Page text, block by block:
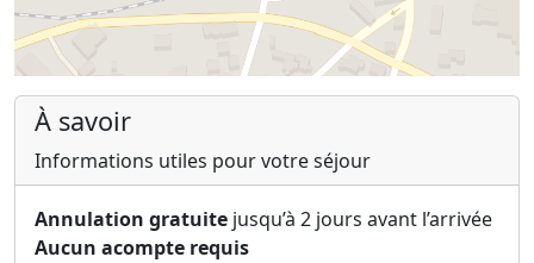
À savoir
Informations utiles pour votre séjour
Annulation gratuite jusqu’à 2 jours avant l’arrivée
Aucun acompte requis